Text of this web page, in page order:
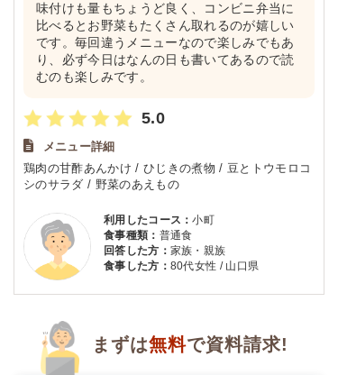
5.0
メニュー詳細
鶏肉の甘酢あんかけ / ひじきの煮物 / 豆とトウモロコ
シのサラダ / 野菜のあえもの
味付けも量もちょうど良く、コンビニ弁当に
比べるとお野菜もたくさん取れるのが嬉しい
です。毎回違うメニューなので楽しみでもあ
り、必ず今日はなんの日も書いてあるので読
むのも楽しみです。
利用したコース：小町
食事種類： 普通食
回答した方： 家族・親族
食事した方： 80代女性 / 山口県
まずは無料で資料請求!